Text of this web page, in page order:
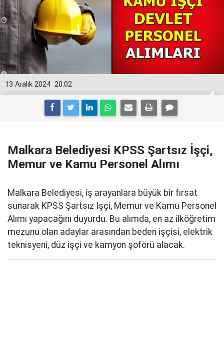
20:02
13 Aralık 2024
Malkara Belediyesi KPSS Şartsız İşçi,
Memur ve Kamu Personel Alımı
Malkara Belediyesi, iş arayanlara büyük bir fırsat
sunarak KPSS Şartsız İşçi, Memur ve Kamu Personel
Alımı yapacağını duyurdu. Bu alımda, en az ilköğretim
mezunu olan adaylar arasından beden işçisi, elektrik
teknisyeni, düz işçi ve kamyon şoförü alacak.